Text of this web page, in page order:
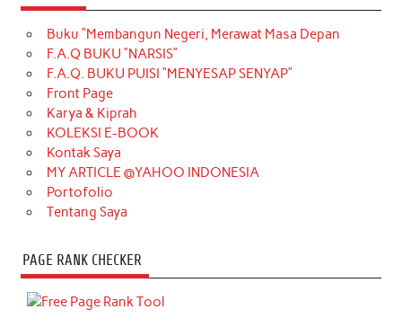
Buku “Membangun Negeri, Merawat Masa Depan
F.A.Q BUKU “NARSIS”
F.A.Q. BUKU PUISI “MENYESAP SENYAP”
Front Page
Karya & Kiprah
KOLEKSI E-BOOK
Kontak Saya
MY ARTICLE @YAHOO INDONESIA
Portofolio
Tentang Saya
PAGE RANK CHECKER